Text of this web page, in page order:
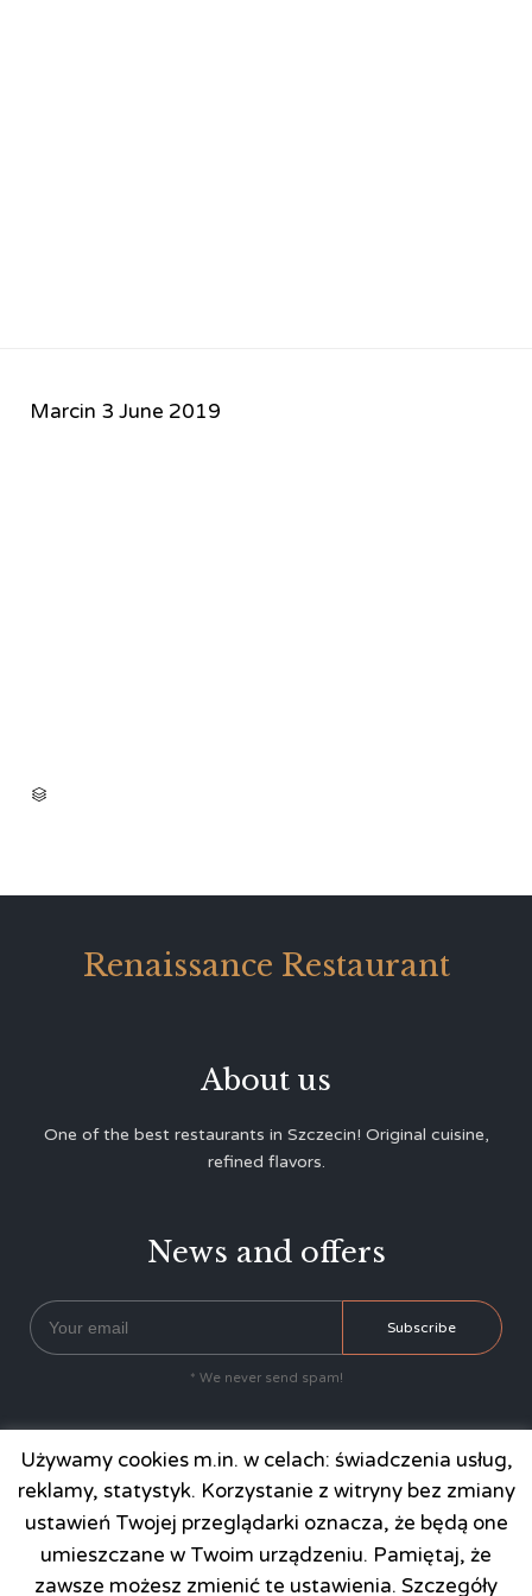
Marcin 3 June 2019

Renaissance Restaurant
About us
One of the best restaurants in Szczecin! Original cuisine,
refined flavors.
News and offers
* We never send spam!
  
Contact
Używamy cookies m.in. w celach: świadczenia usług,
reklamy, statystyk. Korzystanie z witryny bez zmiany
ustawień Twojej przeglądarki oznacza, że będą one
umieszczane w Twoim urządzeniu. Pamiętaj, że
zawsze możesz zmienić te ustawienia. Szczegóły